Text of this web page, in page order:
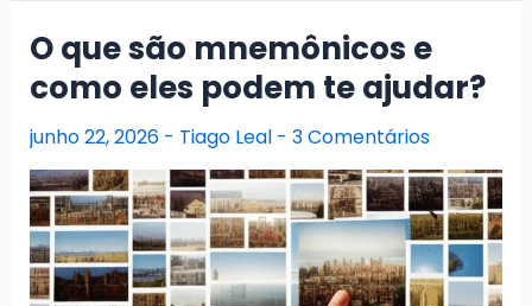
precisa
saber
sobre
a
VUNESP
O que são mnemônicos e
como eles podem te ajudar?
junho 22, 2026 - Tiago Leal - 3 Comentários